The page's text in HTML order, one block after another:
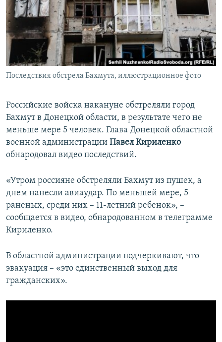
ПОБЕДИТЕЛЕЙ НЕ СУДЯТ?
КРЫМ.НЕПОКОРЕННЫЙ
УКРАИНСКАЯ ПРОБЛЕМА КРЫМА
ПРИСОЕДИНЯЙТЕСЬ!
Все сайты RFE/RL
Последствия обстрела Бахмута, иллюстрационное фото
Российские войска накануне обстреляли город
Бахмут в Донецкой области, в результате чего не
меньше мере 5 человек. Глава Донецкой областной
военной администрации Павел Кириленко
обнародовал видео последствий.
«Утром россияне обстреляли Бахмут из пушек, а
днем нанесли авиаудар. По меньшей мере, 5
раненых, среди них – 11-летний ребенок», –
сообщается в видео, обнародованном в телеграмме
Кириленко.
В областной администрации подчеркивают, что
эвакуация – «это единственный выход для
гражданских».